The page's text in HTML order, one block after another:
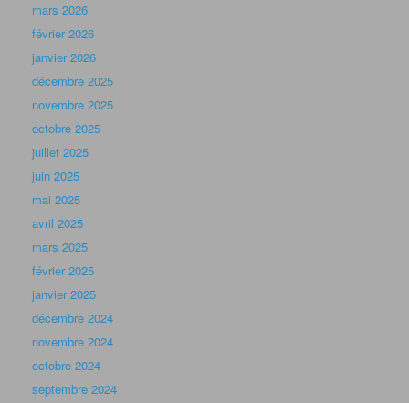
mars 2026
février 2026
janvier 2026
décembre 2025
novembre 2025
octobre 2025
juillet 2025
juin 2025
mai 2025
avril 2025
mars 2025
février 2025
janvier 2025
décembre 2024
novembre 2024
octobre 2024
septembre 2024